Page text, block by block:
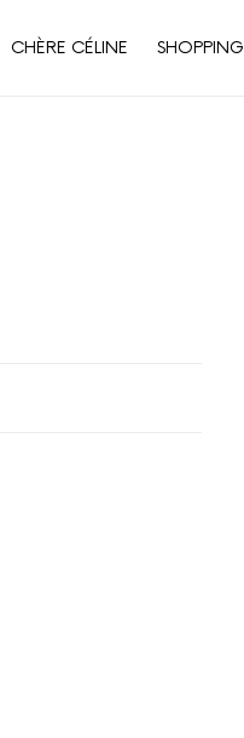
CHÈRE CÉLINE SHOPPING